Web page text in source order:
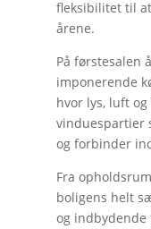
fleksibilitet til
årene.
På førstesalen
imponerende
hvor lys, luft
vinduespartier
og forbinder
Fra
boligens helt
og indbydende